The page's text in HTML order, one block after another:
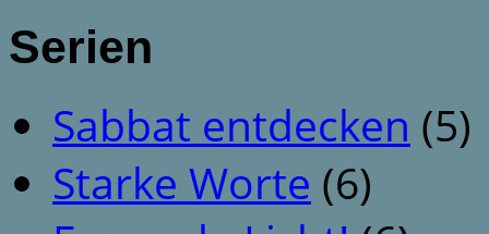
Serien
Sabbat entdecken (5)
Starke Worte (6)